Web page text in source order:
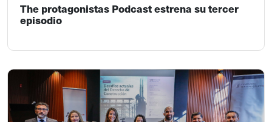
The protagonistas Podcast estrena su tercer
episodio